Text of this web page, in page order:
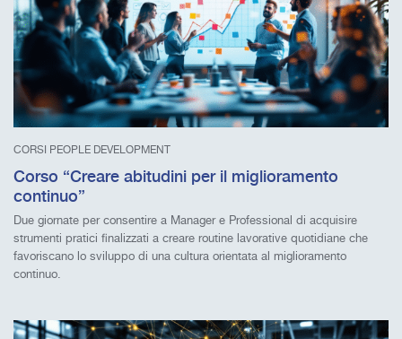
CORSI PEOPLE DEVELOPMENT
Corso “Creare abitudini per il miglioramento
continuo”
Due giornate per consentire a Manager e Professional di acquisire
strumenti pratici finalizzati a creare routine lavorative quotidiane che
favoriscano lo sviluppo di una cultura orientata al miglioramento
continuo.